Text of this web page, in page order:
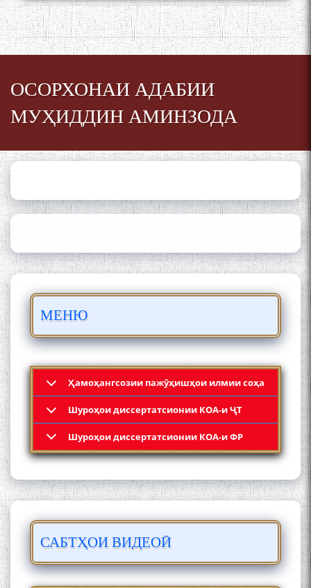
ОСОРХОНАИ АДАБИИ
МУҲИДДИН АМИНЗОДА
МЕНЮ
Ҳамоҳангсозии пажӯҳишҳои илмии соҳа
Шyроҳои диссертатсионии КОА-и ҶТ
Шyроҳои диссертатсионии КОА-и ФР
САБТҲОИ ВИДЕОӢ
Сайри Дарвоз бо Мӯъмин
Қаноат: Чанор ҳам "гап"
мезанад
ШАРҲИ МУЛОҚОТ БО АҲЛИ
ИЛМҲОИ ТОҶИКИСТОН
БО 4 000 000 СОМОНӢ
МӮЪМИН ҚАНОАТ СОХТА
Кадамчо Худои Шарифзода
Сайре дар Осорхона
Муҳаммадҷон Раҳимӣ